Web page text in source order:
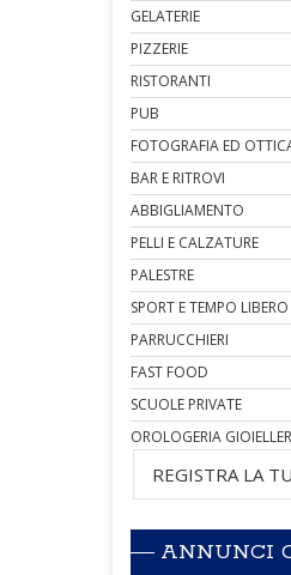
GELATERIE
PIZZERIE
RISTORANTI
PUB
FOTOGRAFIA ED
BAR E RITROVI
ABBIGLIAMENTO
PELLI E CALZATURE
PALESTRE
SPORT E TEMPO LIBERO
PARRUCCHIERI
FAST FOOD
SCUOLE PRIVATE
OROLOGERIA
REGISTRA LA
ANNUNCI